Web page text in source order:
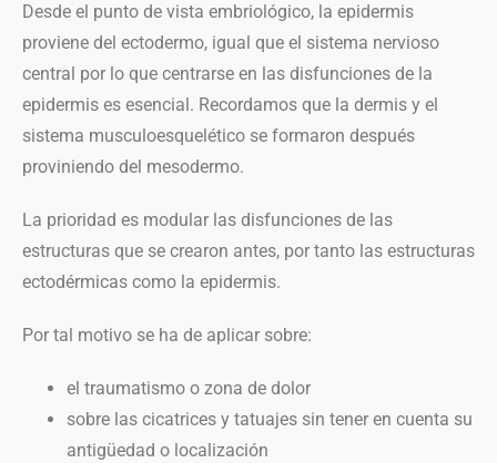
Desde el punto de vista embriológico, la epidermis
proviene del ectodermo, igual que el sistema nervioso
central por lo que centrarse en las disfunciones de la
epidermis es esencial. Recordamos que la dermis y el
sistema musculoesquelético se formaron después
proviniendo del mesodermo.
La prioridad es modular las disfunciones de las
estructuras que se crearon antes, por tanto las estructuras
ectodérmicas como la epidermis.
Por tal motivo se ha de aplicar sobre:
el traumatismo o zona de dolor
sobre las cicatrices y tatuajes sin tener en cuenta su
antigüedad o localización